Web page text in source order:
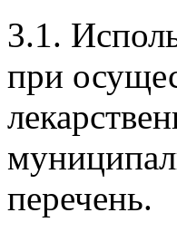
3.1.
при
перечень.